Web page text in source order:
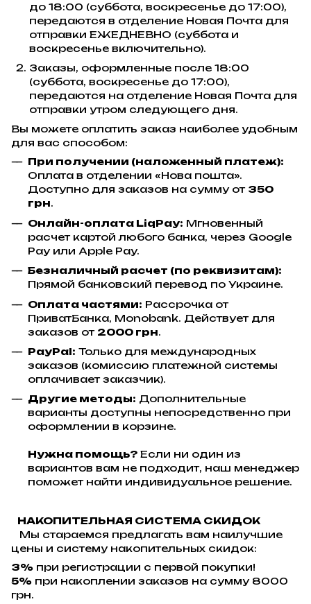
до 18:00 (суббота, воскресенье до 17:00),
передаются в отделение Новая Почта для
отправки ЕЖЕДНЕВНО (суббота и
воскресенье включительно).
Заказы, оформленные после 18:00
(суббота, воскресенье до 17:00),
передаются на отделение Новая Почта для
отправки утром следующего дня.
Вы можете оплатить заказ наиболее удобным
для вас способом:
При получении (наложенный платеж):
Оплата в отделении «Нова пошта».
Доступно для заказов на сумму от 350
грн.
Онлайн-оплата LiqPay: Мгновенный
расчет картой любого банка, через Google
Pay или Apple Pay.
Безналичный расчет (по реквизитам):
Прямой банковский перевод по Украине.
Оплата частями: Рассрочка от
ПриватБанка, Monobank. Действует для
заказов от 2000 грн.
PayPal: Только для международных
заказов (комиссию платежной системы
оплачивает заказчик).
Другие методы: Дополнительные
варианты доступны непосредственно при
оформлении в корзине.
Нужна помощь? Если ни один из
вариантов вам не подходит, наш менеджер
поможет найти индивидуальное решение.
НАКОПИТЕЛЬНАЯ СИСТЕМА СКИДОК
Мы стараемся предлагать вам наилучшие
цены и систему накопительных скидок:
3% при регистрации с первой покупки!
5% при накоплении заказов на сумму 8000
грн.